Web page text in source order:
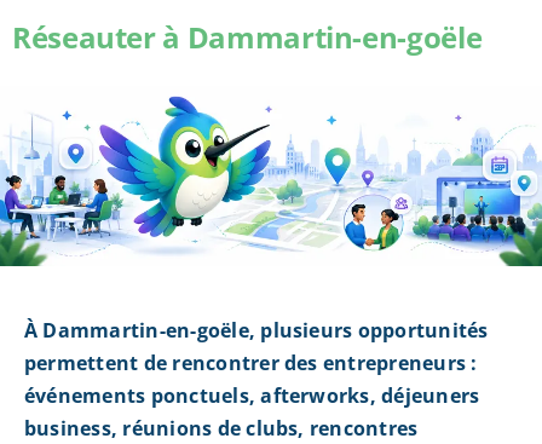
Réseauter à Dammartin-en-goële
À Dammartin-en-goële, plusieurs opportunités
permettent de rencontrer des entrepreneurs :
événements ponctuels, afterworks, déjeuners
business, réunions de clubs, rencontres